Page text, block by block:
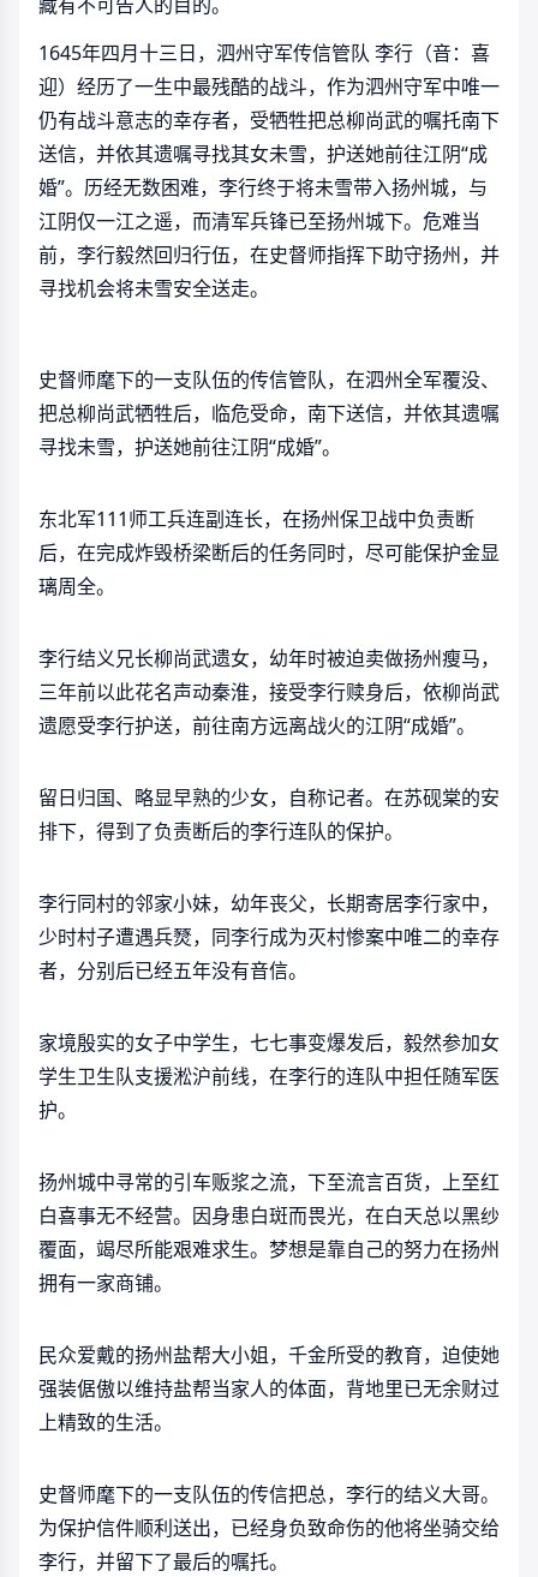
1645年四月十三日，泗州守军传信管队 李行（音：喜
迎）经历了一生中最残酷的战斗，作为泗州守军中唯一
仍有战斗意志的幸存者，受牺牲把总柳尚武的嘱托南下
送信，并依其遗嘱寻找其女未雪，护送她前往江阴“成
婚”。历经无数困难，李行终于将未雪带入扬州城，与
江阴仅一江之遥，而清军兵锋已至扬州城下。危难当
前，李行毅然回归行伍，在史督师指挥下助守扬州，并
寻找机会将未雪安全送走。
史督师麾下的一支队伍的传信管队，在泗州全军覆没、
把总柳尚武牺牲后，临危受命，南下送信，并依其遗嘱
寻找未雪，护送她前往江阴“成婚”。
东北军111师工兵连副连长，在扬州保卫战中负责断
后，在完成炸毁桥梁断后的任务同时，尽可能保护金显
璃周全。
李行结义兄长柳尚武遗女，幼年时被迫卖做扬州瘦马，
三年前以此花名声动秦淮，接受李行赎身后，依柳尚武
遗愿受李行护送，前往南方远离战火的江阴“成婚”。
留日归国、略显早熟的少女，自称记者。在苏砚棠的安
排下，得到了负责断后的李行连队的保护。
李行同村的邻家小妹，幼年丧父，长期寄居李行家中，
少时村子遭遇兵燹，同李行成为灭村惨案中唯二的幸存
者，分别后已经五年没有音信。
家境殷实的女子中学生，七七事变爆发后，毅然参加女
学生卫生队支援淞沪前线，在李行的连队中担任随军医
护。
扬州城中寻常的引车贩浆之流，下至流言百货，上至红
白喜事无不经营。因身患白斑而畏光，在白天总以黑纱
覆面，竭尽所能艰难求生。梦想是靠自己的努力在扬州
拥有一家商铺。
民众爱戴的扬州盐帮大小姐，千金所受的教育，迫使她
强装倨傲以维持盐帮当家人的体面，背地里已无余财过
上精致的生活。
史督师麾下的一支队伍的传信把总，李行的结义大哥。
为保护信件顺利送出，已经身负致命伤的他将坐骑交给
李行，并留下了最后的嘱托。